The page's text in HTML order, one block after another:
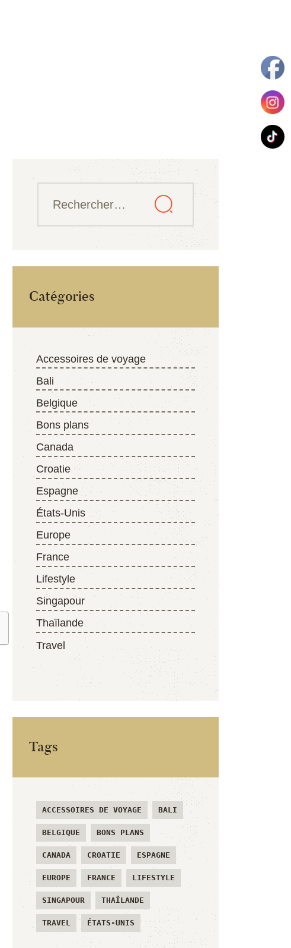
Catégories
Accessoires de voyage
Bali
Belgique
Bons plans
Canada
Croatie
Espagne
États-Unis
Europe
France
Lifestyle
Singapour
Thaïlande
Travel
Tags
ACCESSOIRES DE VOYAGE BALI
BELGIQUE BONS PLANS
CANADA CROATIE ESPAGNE
EUROPE FRANCE LIFESTYLE
SINGAPOUR THAÏLANDE
TRAVEL ÉTATS-UNIS